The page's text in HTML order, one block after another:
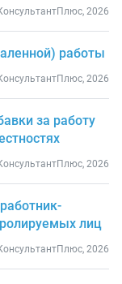
2026
работы
2026
за работу
2026
лиц
2026